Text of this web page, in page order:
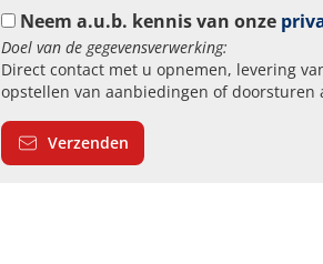
Neem a.u.b. kennis van onze
Doel van de gegevensverwerking:
Direct contact met u opnemen, levering
opstellen van aanbiedingen of
Verzenden